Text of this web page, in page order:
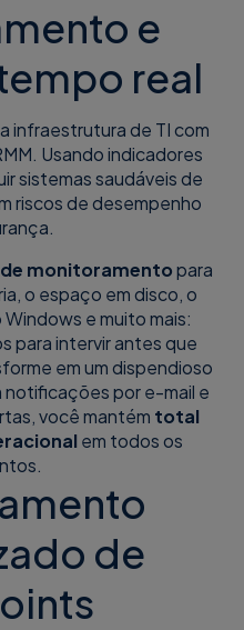
e
real
infraestrutura de TI com
Usando indicadores
sistemas saudáveis de
riscos de desempenho
monitoramentopara
o espaço em disco, o
e muito mais:
para intervir antes que
em um dispendioso
por e-mail e
você mantém total
em todos os
de